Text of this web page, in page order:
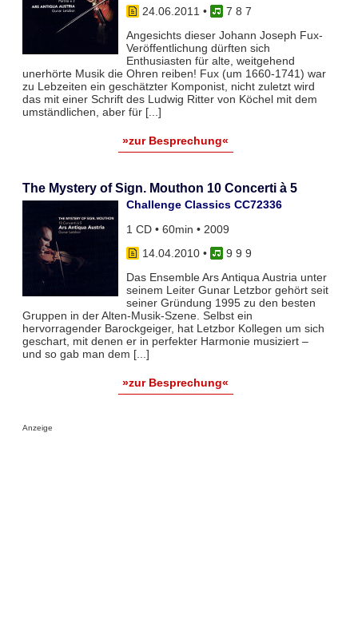
24.06.2011 •
7 8 7
Angesichts dieser Johann Joseph Fux-
Veröffentlichung dürften sich
Enthusiasten für alte, weitgehend
unerhörte Musik die Ohren reiben! Fux (um 1660-1741) war
zu Lebzeiten ein geschätzter Komponist, nicht zuletzt wird
das mit einer Schrift des Ludwig Ritter von Köchel mit dem
umständlichen, aber für [...]
»zur Besprechung«
The Mystery of Sign. Mouthon 10 Concerti à 5
Challenge Classics CC72336
1 CD • 60min • 2009
14.04.2010•
9 9 9
Das Ensemble Ars Antiqua Austria unter
seinem Leiter Gunar Letzbor gehört seit
seiner Gründung 1995 zu den besten
Gruppen in der Alten-Musik-Szene. Selbst ein
hervorragender Barockgeiger, hat Letzbor Kollegen um sich
geschart, mit denen er in perfekter Harmonie musiziert –
und so gab man dem [...]
»zur Besprechung«
Anzeige